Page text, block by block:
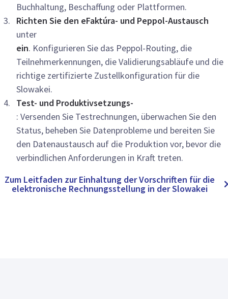
Buchhaltung, Beschaffung oder Plattformen.
Richten Sie den eFaktúra- und Peppol-Austausch
unter
ein. Konfigurieren Sie das Peppol-Routing, die
Teilnehmerkennungen, die Validierungsabläufe und die
richtige zertifizierte Zustellkonfiguration für die
Slowakei.
Test- und Produktivsetzungs-
: Versenden Sie Testrechnungen, überwachen Sie den
Status, beheben Sie Datenprobleme und bereiten Sie
den Datenaustausch auf die Produktion vor, bevor die
verbindlichen Anforderungen in Kraft treten.
Zum Leitfaden zur Einhaltung der Vorschriften für die
elektronische Rechnungsstellung in der Slowakei